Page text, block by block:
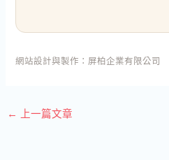
網站設計與製作： 屏柏企業有限公司
← 上一篇文章